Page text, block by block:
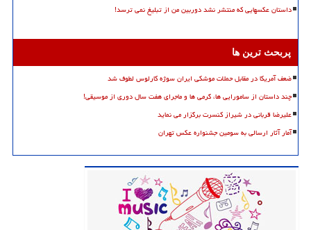
داستان عکسهایی که منتشر نشد دوربین من از تبلیغ نمی ترسد!
پربحث ترین ها
ضعف آمریکا در مقابل حملات موشکی ایران سوژه کارلوس لطوف شد
چند داستان از سامورایی ها، گرمی ها و ماجرای هفت سال دوری از موسیقی!
علیرضا قربانی در شیراز کنسرت برگزار می نماید
آمار آثار ارسالی به سومین جشنواره عکس تهران